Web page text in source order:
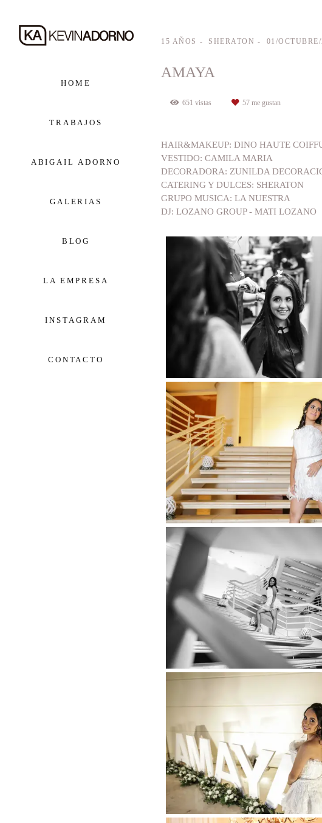
HOME
TRABAJOS
ABIGAIL ADORNO
GALERIAS
BLOG
LA EMPRESA
INSTAGRAM
CONTACTO
15 AÑOS SHERATON 01/
AMAYA
651 vistas 57 me gustan
HAIR&MAKEUP: DINO HAUTE
VESTIDO: CAMILA MARIA
DECORADORA: ZUNILDA
CATERING Y DULCES: SHERATON
GRUPO MUSICA: LA NUESTRA
DJ: LOZANO GROUP - MATI LOZANO